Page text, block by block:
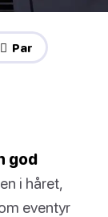
Par
god
i håret,
eventyr